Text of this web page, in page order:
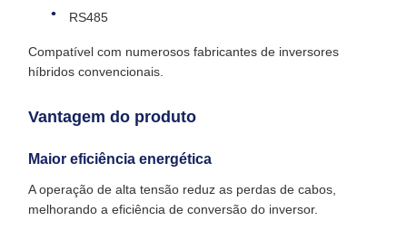
RS485
Compatível com numerosos fabricantes de inversores
híbridos convencionais.
Vantagem do produto
Maior eficiência energética
A operação de alta tensão reduz as perdas de cabos,
melhorando a eficiência de conversão do inversor.